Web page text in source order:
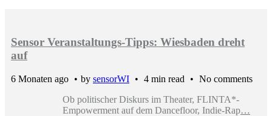
Sensor Veranstaltungs-Tipps: Wiesbaden dreht
auf
6 Monaten ago by sensorWI 4 min read
No comments
Ob politischer Diskurs im Theater, FLINTA*-
Empowerment auf dem Dancefloor, Indie-Rap…